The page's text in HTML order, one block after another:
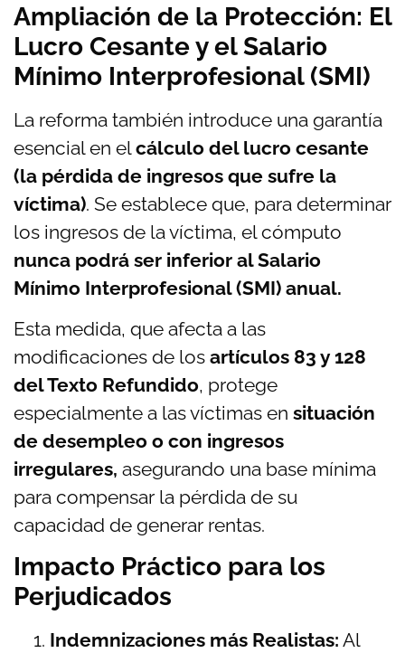
Ampliación de la Protección: El
Lucro Cesante y el Salario
Mínimo Interprofesional (SMI)
La reforma también introduce una garantía
esencial en elcálculo del lucro cesante
(la pérdida de ingresos que sufre la
víctima). Se establece que, para determinar
los ingresos de la víctima, el cómputo
nunca podrá ser inferior al Salario
Mínimo Interprofesional (SMI) anual.
Esta medida, que afecta a las
modificaciones de los artículos 83 y 128
del Texto Refundido, protege
especialmente a las víctimas en situación
de desempleo o con ingresos
irregulares, asegurando una base mínima
para compensar la pérdida de su
capacidad de generar rentas.
Impacto Práctico para los
Perjudicados
Indemnizaciones más Realistas: Al